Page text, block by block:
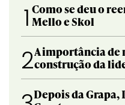
1 Como se deu o
Mello e Skol
2A importância de
construção da
Depois da